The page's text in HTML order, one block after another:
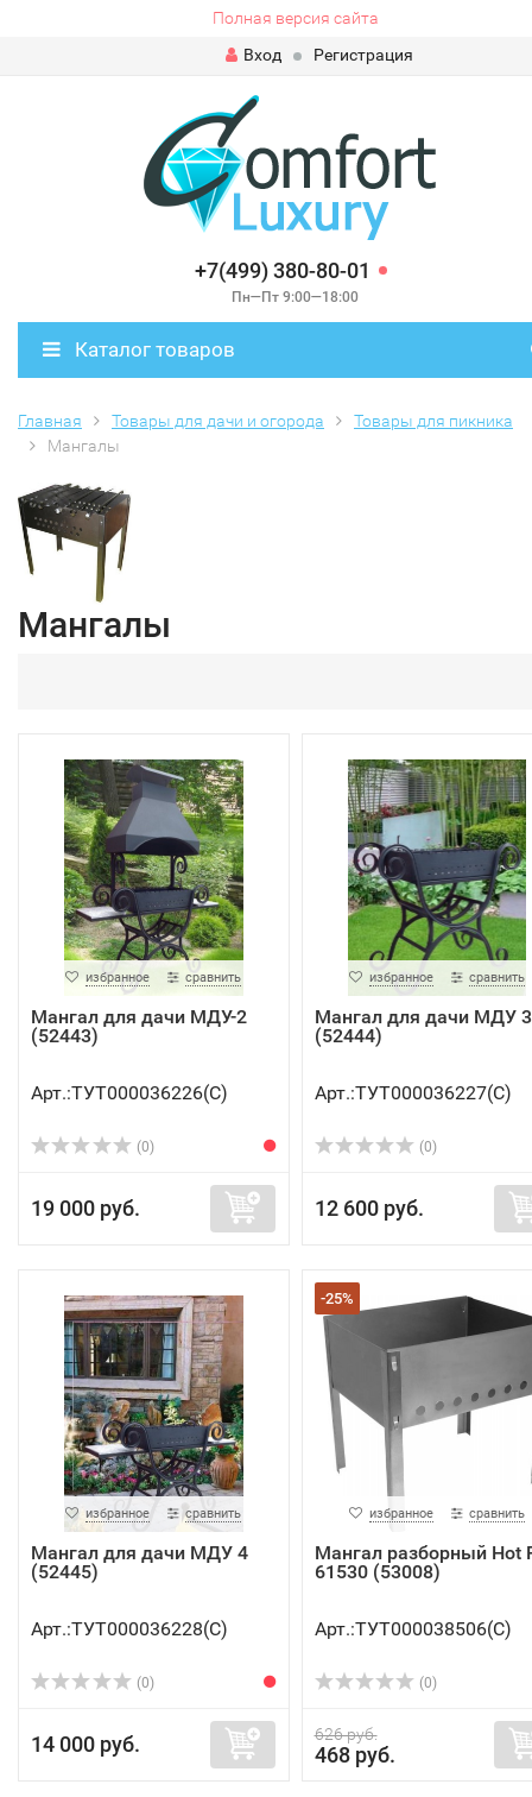
Полная версия сайта
Вход
Регистрация
+7(499) 380-80-01
Пн—Пт 9:00—18:00
Каталог товаров
Главная Товары для дачи и огорода
Товары для пикника
Мангалы
Мангалы
избранное сравнить
Мангал для дачи МДУ-2
(52443)
Арт.:ТУТ000036226(C)
(0)
19 000 руб.
избранное сравнить
Мангал для дачи МДУ 3
(52444)
Арт.:ТУТ000036227(C)
(0)
12 600 руб.
избранное сравнить
Мангал для дачи МДУ 4
(52445)
Арт.:ТУТ000036228(C)
(0)
14 000 руб.
-25%
избранное сравнить
Мангал разборный Hot
61530 (53008)
Арт.:ТУТ000038506(C)
(0)
626 руб.
468 руб.